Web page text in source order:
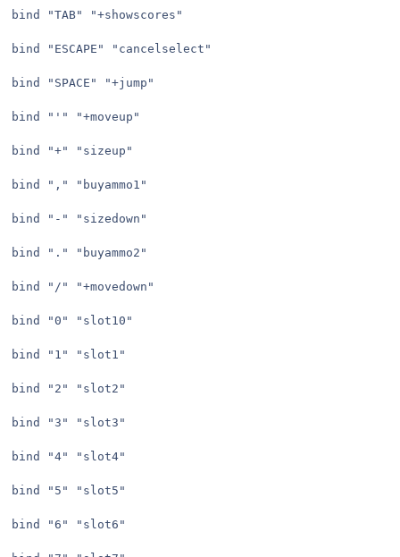
bind "TAB" "+showscores"
bind "ESCAPE" "cancelselect"
bind "SPACE" "+jump"
bind "'" "+moveup"
bind "+" "sizeup"
bind "," "buyammo1"
bind "-" "sizedown"
bind "." "buyammo2"
bind "/" "+movedown"
bind "0" "slot10"
bind "1" "slot1"
bind "2" "slot2"
bind "3" "slot3"
bind "4" "slot4"
bind "5" "slot5"
bind "6" "slot6"